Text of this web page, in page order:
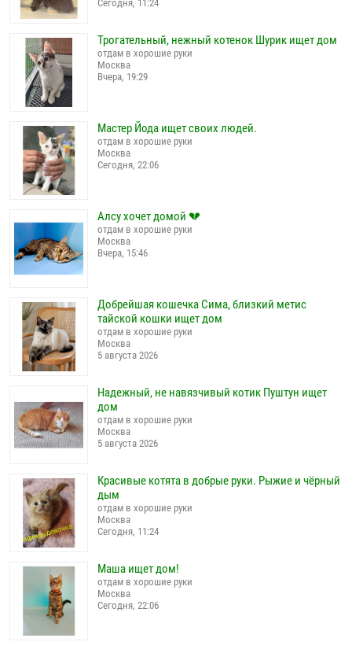
Сегодня, 11:24
Трогательный, нежный котенок Шурик ищет дом
отдам в хорошие руки
Москва
Вчера, 19:29
Мастер Йода ищет своих людей.
отдам в хорошие руки
Москва
Сегодня, 22:06
Алсу хочет домой 💔
отдам в хорошие руки
Москва
Вчера, 15:46
Добрейшая кошечка Сима, близкий метис
тайской кошки ищет дом
отдам в хорошие руки
Москва
5 августа 2026
Надежный, не навязчивый котик Пуштун ищет
дом
отдам в хорошие руки
Москва
5 августа 2026
Красивые котята в добрые руки. Рыжие и чёрный
дым
отдам в хорошие руки
Москва
Сегодня, 11:24
Маша ищет дом!
отдам в хорошие руки
Москва
Сегодня, 22:06